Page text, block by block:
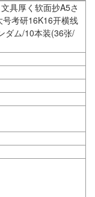
具厚く软面抄A5さ
考研16K16开横线
ダム/10本装(36张/